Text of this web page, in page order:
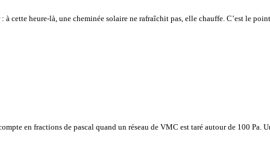
cette heure-là, une cheminée solaire ne rafraîchit pas, elle chauffe. C’est le
en fractions de pascal quand un réseau de VMC est taré autour de 100 Pa.